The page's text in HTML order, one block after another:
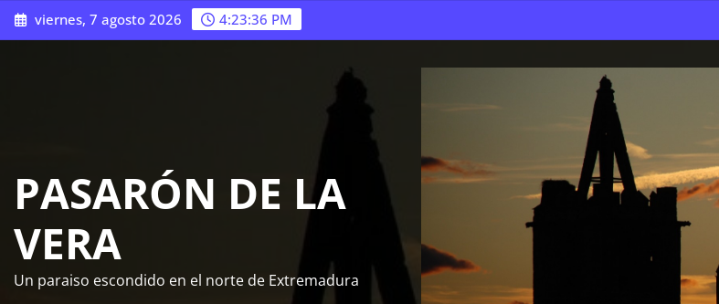
Saltar
al
viernes, 7 agosto 2026 4:23:37 PM
PASARÓN DE LA
VERA
Un paraiso escondido en el norte de Extremadura